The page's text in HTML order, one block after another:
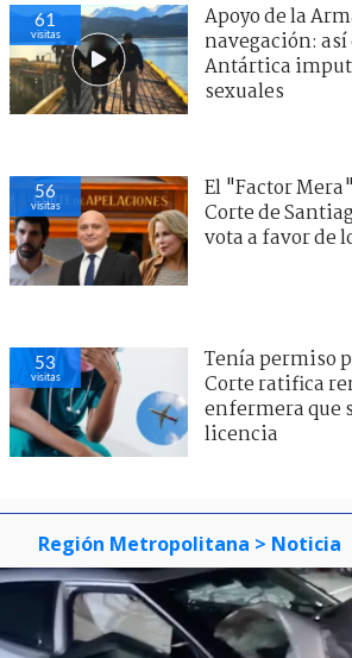
61
visitas
Apoyo de la
navegación: así
Antártica
sexuales
56
visitas
El "Factor
Corte de
vota a favor de
53
visitas
Tenía permiso
Corte ratifica
enfermera que
licencia
Región Metropolitana > Noticia